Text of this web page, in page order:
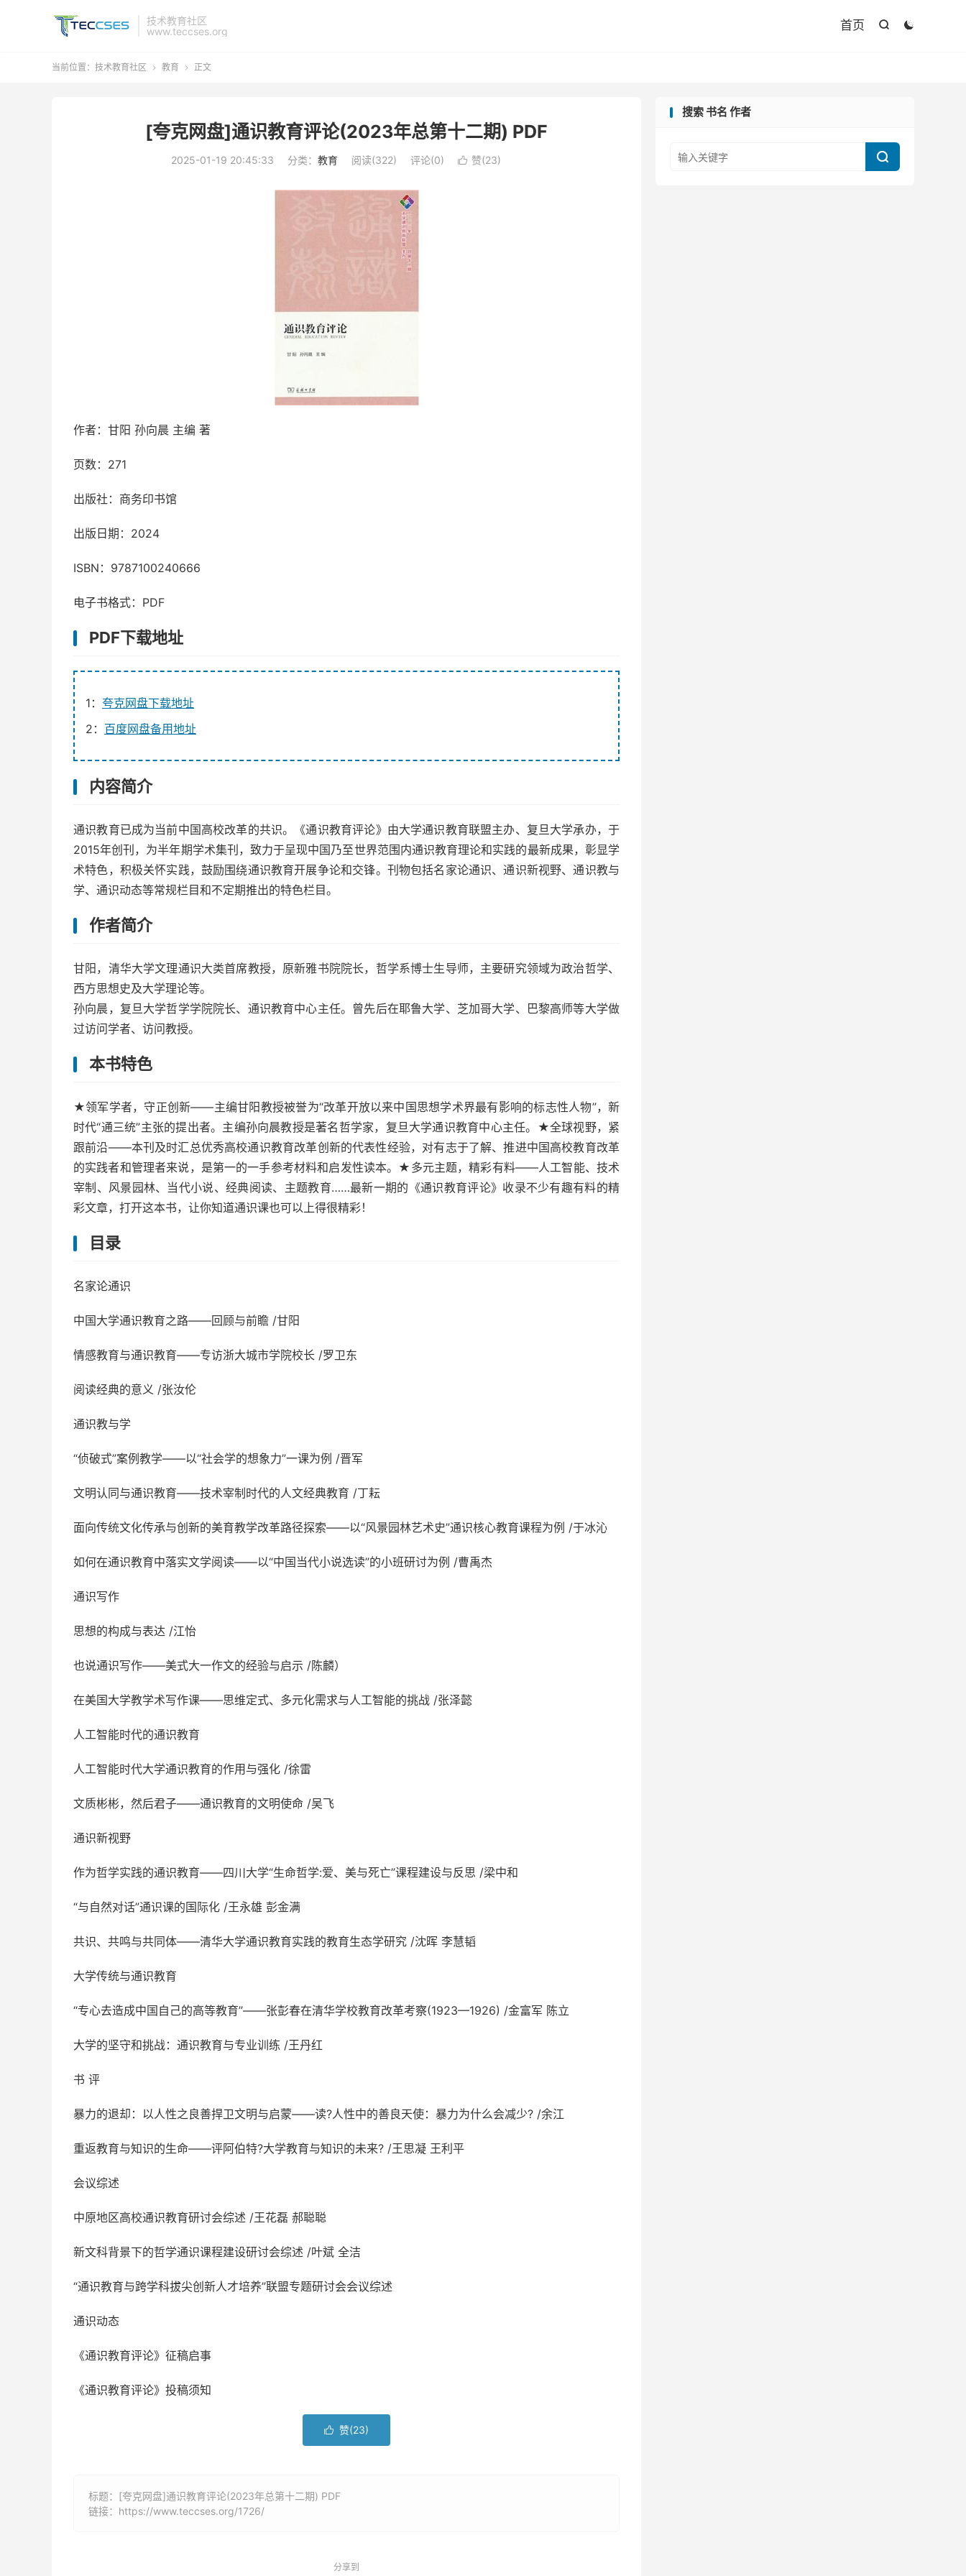
技术教育社区
www.teccses.org


首页
当前位置： 技术教育社区  教育  正文
[夸克网盘]通识教育评论(2023年总第十二期) PDF
2025-01-19 20:45:33 分类： 教育 阅读(322) 评论(0)  赞(23)
作者：甘阳 孙向晨 主编 著
页数：271
出版社：商务印书馆
出版日期：2024
ISBN：9787100240666
电子书格式：PDF
PDF下载地址
1： 夸克网盘下载地址
2： 百度网盘备用地址
内容简介
通识教育已成为当前中国高校改革的共识。《通识教育评论》由大学通识教育联盟主办、复旦大学承办，于
2015年创刊，为半年期学术集刊，致力于呈现中国乃至世界范围内通识教育理论和实践的最新成果，彰显学
术特色，积极关怀实践，鼓励围绕通识教育开展争论和交锋。刊物包括名家论通识、通识新视野、通识教与
学、通识动态等常规栏目和不定期推出的特色栏目。
作者简介
甘阳，清华大学文理通识大类首席教授，原新雅书院院长，哲学系博士生导师，主要研究领域为政治哲学、
西方思想史及大学理论等。
孙向晨，复旦大学哲学学院院长、通识教育中心主任。曾先后在耶鲁大学、芝加哥大学、巴黎高师等大学做
过访问学者、访问教授。
本书特色
★领军学者，守正创新——主编甘阳教授被誉为“改革开放以来中国思想学术界最有影响的标志性人物”，新
时代“通三统”主张的提出者。主编孙向晨教授是著名哲学家，复旦大学通识教育中心主任。★全球视野，紧
跟前沿——本刊及时汇总优秀高校通识教育改革创新的代表性经验，对有志于了解、推进中国高校教育改革
的实践者和管理者来说，是第一的一手参考材料和启发性读本。★多元主题，精彩有料——人工智能、技术
宰制、风景园林、当代小说、经典阅读、主题教育……最新一期的《通识教育评论》收录不少有趣有料的精
彩文章，打开这本书，让你知道通识课也可以上得很精彩！
目录
名家论通识
中国大学通识教育之路——回顾与前瞻 /甘阳
情感教育与通识教育——专访浙大城市学院校长 /罗卫东
阅读经典的意义 /张汝伦
通识教与学
“侦破式”案例教学——以“社会学的想象力”一课为例 /晋军
文明认同与通识教育——技术宰制时代的人文经典教育 /丁耘
面向传统文化传承与创新的美育教学改革路径探索——以“风景园林艺术史”通识核心教育课程为例 /于冰沁
如何在通识教育中落实文学阅读——以“中国当代小说选读”的小班研讨为例 /曹禹杰
通识写作
思想的构成与表达 /江怡
也说通识写作——美式大一作文的经验与启示 /陈麟）
在美国大学教学术写作课——思维定式、多元化需求与人工智能的挑战 /张泽懿
人工智能时代的通识教育
人工智能时代大学通识教育的作用与强化 /徐雷
文质彬彬，然后君子——通识教育的文明使命 /吴飞
通识新视野
作为哲学实践的通识教育——四川大学“生命哲学:爱、美与死亡”课程建设与反思 /梁中和
“与自然对话”通识课的国际化 /王永雄 彭金满
共识、共鸣与共同体——清华大学通识教育实践的教育生态学研究 /沈晖 李慧韬
大学传统与通识教育
“专心去造成中国自己的高等教育”——张彭春在清华学校教育改革考察(1923—1926) /金富军 陈立
大学的坚守和挑战：通识教育与专业训练 /王丹红
书 评
暴力的退却：以人性之良善捍卫文明与启蒙——读?人性中的善良天使：暴力为什么会减少? /余江
重返教育与知识的生命——评阿伯特?大学教育与知识的未来? /王思凝 王利平
会议综述
中原地区高校通识教育研讨会综述 /王花磊 郝聪聪
新文科背景下的哲学通识课程建设研讨会综述 /叶斌 全洁
“通识教育与跨学科拔尖创新人才培养”联盟专题研讨会会议综述
通识动态
《通识教育评论》征稿启事
《通识教育评论》投稿须知
 赞(23)
标题：[夸克网盘]通识教育评论(2023年总第十二期) PDF
链接： https://www.teccses.org/1726/
分享到
搜索 书名 作者
